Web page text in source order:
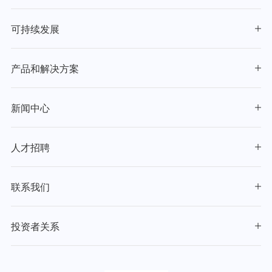
可持续发展
产品和解决方案
新闻中心
人才招聘
联系我们
投资者关系